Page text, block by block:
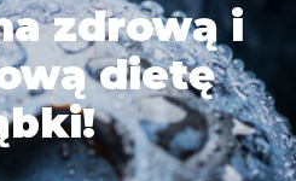
zdrową i
dietę